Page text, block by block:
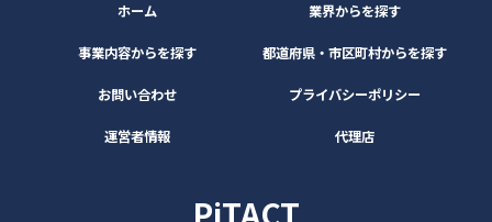
PiTACT
ホーム 業界からを探す
事業内容からを探す 都道府県・市区町村からを探す
お問い合わせ プライバシーポリシー
運営者情報 代理店